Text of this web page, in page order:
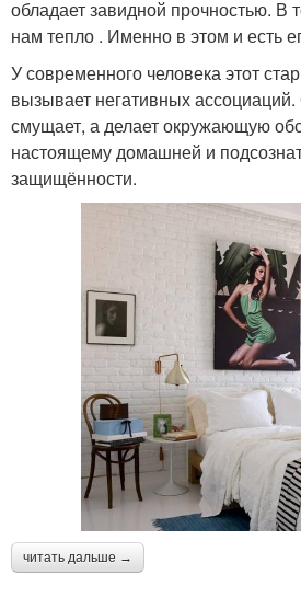
обладает завидной прочностью. В
нам тепло . Именно в этом и есть
У современного человека этот
вызывает негативных
смущает, а делает окружающую
настоящему домашней и
защищённости.
читать дальше →